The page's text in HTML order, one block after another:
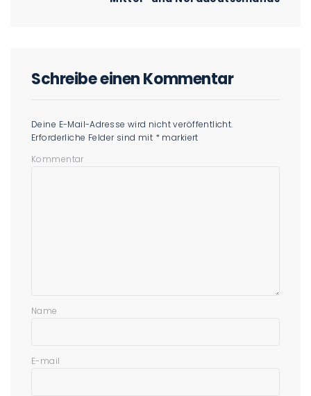
Schreibe einen Kommentar
Deine E-Mail-Adresse wird nicht veröffentlicht.
Erforderliche Felder sind mit * markiert
Kommentar
Name
E-mail